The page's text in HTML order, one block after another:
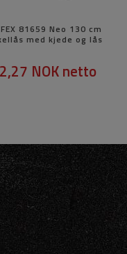
81659 Neo 130 cm
med kjede og lås
NOKnetto